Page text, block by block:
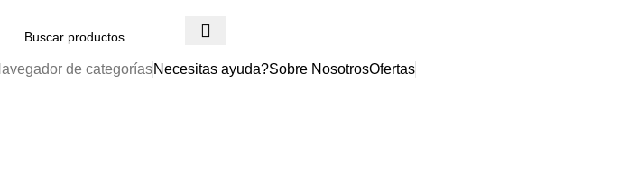
de categoríasNecesitas ayuda?Sobre NosotrosOfertas